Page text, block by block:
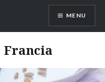
MENU
Francia